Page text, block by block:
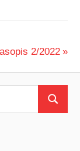
2/2022
Search